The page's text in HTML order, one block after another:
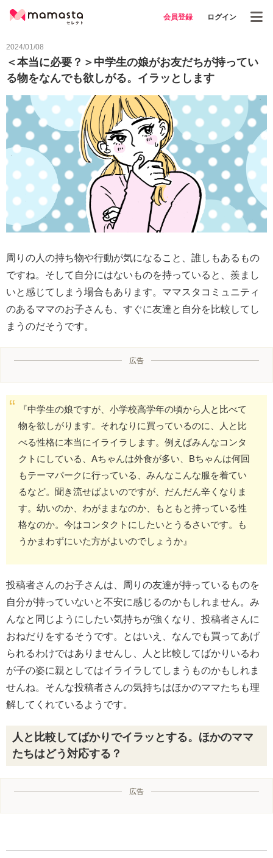
会員登録 ログイン
2024/01/08
＜本当に必要？＞中学生の娘がお友だちが持ってい
る物をなんでも欲しがる。イラッとします
周りの人の持ち物や行動が気になること、誰しもあるもの
ですね。そして自分にはないものを持っていると、羨まし
いと感じてしまう場合もあります。ママスタコミュニティ
のあるママのお子さんも、すぐに友達と自分を比較してし
まうのだそうです。
広告
『中学生の娘ですが、小学校高学年の頃から人と比べて
物を欲しがります。それなりに買っているのに、人と比
べる性格に本当にイライラします。例えばみんなコンタ
クトにしている、Aちゃんは外食が多い、Bちゃんは何回
もテーマパークに行っている、みんなこんな服を着てい
るなど。聞き流せばよいのですが、だんだん辛くなりま
す。幼いのか、わがままなのか、もともと持っている性
格なのか。今はコンタクトにしたいとうるさいです。も
うかまわずにいた方がよいのでしょうか』
投稿者さんのお子さんは、周りの友達が持っているものを
自分が持っていないと不安に感じるのかもしれません。み
んなと同じようにしたい気持ちが強くなり、投稿者さんに
おねだりをするそうです。とはいえ、なんでも買ってあげ
られるわけではありませんし、人と比較してばかりいるわ
が子の姿に親としてはイライラしてしまうものかもしれま
せんね。そんな投稿者さんの気持ちはほかのママたちも理
解してくれているようです。
人と比較してばかりでイラッとする。ほかのママ
たちはどう対応する？
広告